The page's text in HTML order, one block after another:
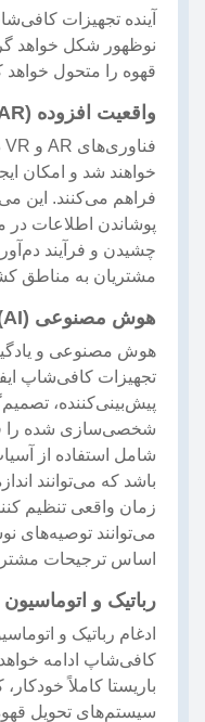
آینده تجهیزات
نوظهور شکل خواهد
قهوه را متحول خواهد
واقعیت افزوده (AR) و واقعیت مجازی (VR)
خواهند شد و امکان
پوشاندن اطلاعات در
مشتریان به مناطق
هوش مصنوعی (AI) و یادگیری ماشین (ML)
هوش مصنوعی و
تجهیزات کافی‌شاپ
پیش‌بینی‌کننده،
شخصی‌سازی شده را
شامل استفاده از
باشد که می‌توانند
می‌توانند توصیه‌های
اساس ترجیحات
رباتیک و اتوماسیون
ادغام رباتیک و
کافی‌شاپ ادامه خواهد
باریستا کاملاً
سیستم‌های تحویل قهوه